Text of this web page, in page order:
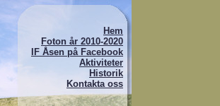
Hem
Foton år 2010-2020
IF Åsen på Facebook
Aktiviteter
Historik
Kontakta oss